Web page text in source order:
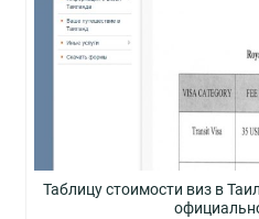
Таблицу стоимости виз в